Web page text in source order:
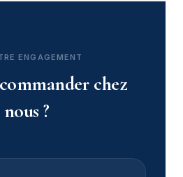
ENGAGEMENT
chez
nous ?